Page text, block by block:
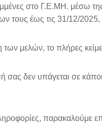
στο Γ.Ε.ΜΗ. μέσω
τους έως τις 31/12/
μελών, το πλήρες
σας δεν υπάγεται σε